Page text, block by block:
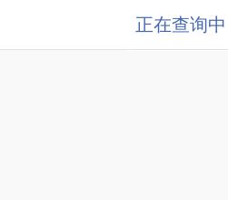
正在查询中